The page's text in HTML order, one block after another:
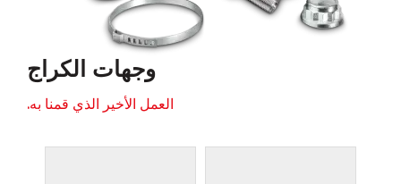
وجهات الكراج
العمل الأخير الذي قمنا به.